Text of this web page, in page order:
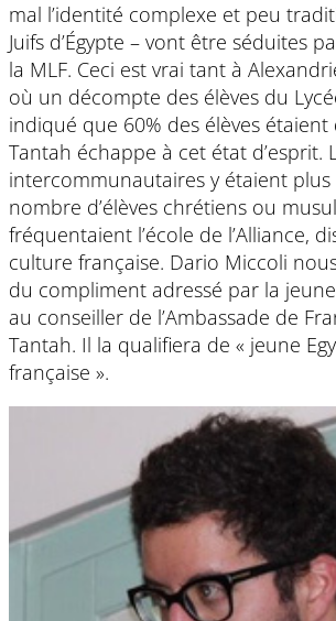
mal l’identité complexe et peu
Juifs d’Égypte – vont être séduites
la MLF. Ceci est vrai tant à
où un décompte des élèves du
indiqué que 60% des élèves étaient
Tantah échappe à cet état d’esprit.
intercommunautaires y étaient
nombre d’élèves chrétiens ou
fréquentaient l’école de l’Alliance,
culture française. Dario Miccoli
du compliment adressé par la
au conseiller de l’Ambassade de
Tantah. Il la qualifiera de « jeune
française ».